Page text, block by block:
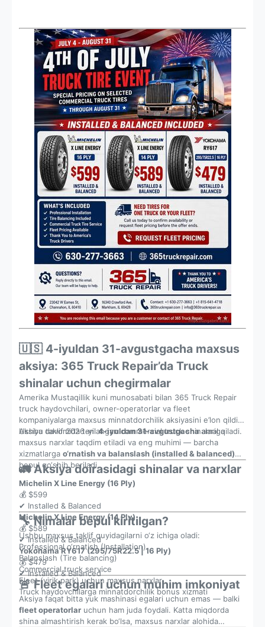
🇺🇸 4-iyuldan 31-avgustgacha maxsus
aksiya: 365 Truck Repair’da Truck
shinalar uchun chegirmalar
Amerika Mustaqillik kuni munosabati bilan 365 Truck Repair
truck haydovchilari, owner-operatorlar va fleet
kompaniyalarga maxsus minnatdorchilik aksiyasini e’lon qildi.
Ushbu taklif 2026-yil4-iyuldan 31-avgustgachaamal qiladi.
Aksiya davomida tanlangan commercial truck shinalariga
maxsus narxlar taqdim etiladi va eng muhimi — barcha
xizmatlarga o‘rnatish va balanslash (installed & balanced)
bepul qo‘shib beriladi.
🚛 Aksiya doirasidagi shinalar va narxlar
Michelin X Line Energy (16 Ply)
💰 $599
✔ Installed & Balanced
Michelin X Line Energy (14 Ply)
💰 $589
✔ Installed & Balanced
Yokohama RY617 (295/75R22.5 | 16 Ply)
💰 $479
✔ Installed & Balanced
🔧 Nimalar bepul kiritilgan?
Ushbu maxsus taklif quyidagilarni o‘z ichiga oladi:
Professional o‘rnatish (Installation)
Balanslash (Tire balancing)
Commercial truck service
Fleet (yirik park) uchun maxsus narxlar
Truck haydovchilarga minnatdorchilik bonus xizmati
🚨 Fleet egalari uchun muhim imkoniyat
Aksiya faqat bitta yuk mashinasi egalari uchun emas — balki
fleet operatorlar uchun ham juda foydali. Katta miqdorda
shina almashtirish kerak bo‘lsa, maxsus narxlar alohida